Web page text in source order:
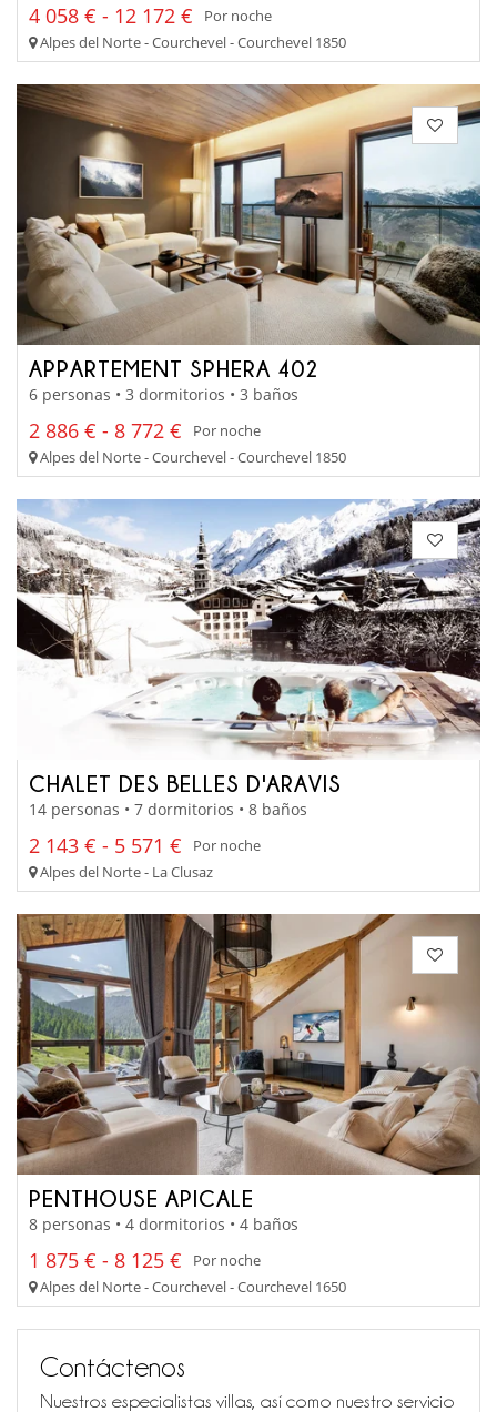
4 058 € - 12 172 €
Por noche
Alpes del Norte - Courchevel - Courchevel 1850
APPARTEMENT SPHERA 402
6 personas • 3 dormitorios • 3 baños
2 886 € - 8 772 €
Por noche
Alpes del Norte - Courchevel - Courchevel 1850
CHALET DES BELLES D'ARAVIS
14 personas • 7 dormitorios • 8 baños
2 143 € - 5 571 €
Por noche
Alpes del Norte - La Clusaz
PENTHOUSE APICALE
8 personas • 4 dormitorios • 4 baños
1 875 € - 8 125 €
Por noche
Alpes del Norte - Courchevel - Courchevel 1650
Contáctenos
Nuestros especialistas villas, así como nuestro servicio